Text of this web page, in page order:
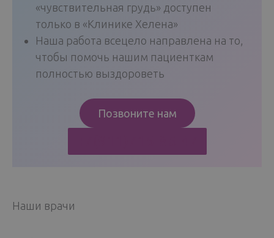
«чувствительная грудь» доступен
только в «Клинике Хелена»
Наша работа всецело направлена на то,
чтобы помочь нашим пациенткам
полностью выздороветь
Позвоните нам
Наши врачи